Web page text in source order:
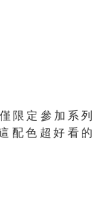
限定參加系列
配色超好看的